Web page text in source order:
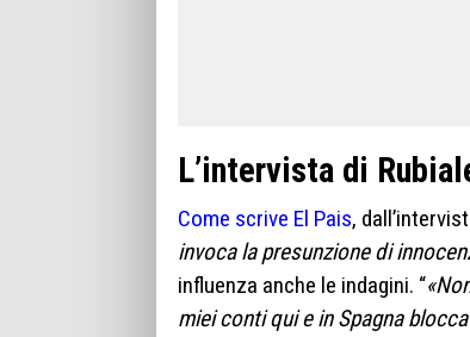
L’intervista di
Come scrive El Pais,
invoca la presunzione di
influenza anche le indagini. “
miei conti qui e in Spagna